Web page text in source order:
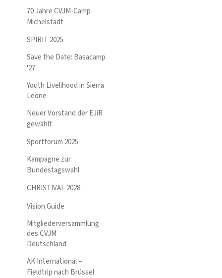
70 Jahre CVJM-Camp
Michelstadt
SPIRIT 2025
Save the Date: Basacamp
'27
Youth Livelihood in Sierra
Leone
Neuer Vorstand der EJiR
gewählt
Sportforum 2025
Kampagne zur
Bundestagswahl
CHRISTIVAL 2028
Vision Guide
Mitgliederversammlung
des CVJM
Deutschland
AK International –
Fieldtrip nach Brüssel